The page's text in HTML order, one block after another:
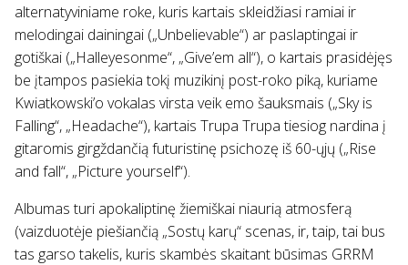
alternatyviniame roke, kuris kartais skleidžiasi ramiai ir
melodingai dainingai („Unbelievable“) ar paslaptingai ir
gotiškai („Halleyesonme“, „Give’em all“), o kartais prasidėjęs
be įtampos pasiekia tokį muzikinį post-roko piką, kuriame
Kwiatkowski’o vokalas virsta veik emo šauksmais („Sky is
Falling“, „Headache“), kartais Trupa Trupa tiesiog nardina į
gitaromis girgždančią futuristinę psichozę iš 60-ųjų („Rise
and fall“, „Picture yourself“).
Albumas turi apokaliptinę žiemiškai niaurią atmosferą
(vaizduotėje piešiančią „Sostų karų“ scenas, ir, taip, tai bus
tas garso takelis, kuris skambės skaitant būsimas GRRM